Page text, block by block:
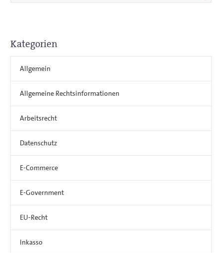
Kategorien
Allgemein
Allgemeine Rechtsinformationen
Arbeitsrecht
Datenschutz
E-Commerce
E-Government
EU-Recht
Inkasso